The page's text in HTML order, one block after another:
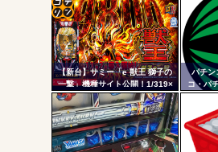
「今までありがとう」と...
無職のパチンコカス(22)なんやが
ヤバいか教えて？...
AngelBeats!とかいうクソアニメ
【新台】サミー「e 獣王 獅子の
一撃」機種サイト公開！1/319×
ドデカSTRAIGHT、右の1/2で平
均9,800個のサバチャンに突入
パチン
コ・パ
コテ
リン
- 固
定リ
ンク
自動